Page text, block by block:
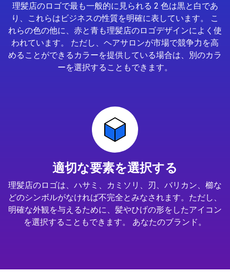
理髪店のロゴで最も一般的に見られる 2 色は黒と白であ
り、これらはビジネスの性質を明確に表しています。 こ
れらの色の他に、赤と青も理髪店のロゴデザインによく使
われています。 ただし、ヘアサロンが市場で競争力を高
めることができるカラーを提供している場合は、別のカラ
ーを選択することもできます。
適切な要素を選択する
理髪店のロゴは、ハサミ、カミソリ、刃、バリカン、櫛な
どのシンボルがなければ不完全とみなされます。ただし、
明確な外観を与えるために、髪やひげの形をしたアイコン
を選択することもできます。 あなたのブランド。